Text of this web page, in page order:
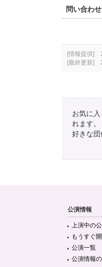
問い合わ
[情報提供]
[最終更新]
お気に
れます。
好きな団
公演情報
上演中の
もうすぐ
公演一覧
公演情報